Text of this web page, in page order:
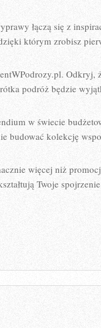
łączą się z
którym zrobisz
Odkryj,
podróż będzie
w świecie
budować kolekcję
więcej niż
Twoje